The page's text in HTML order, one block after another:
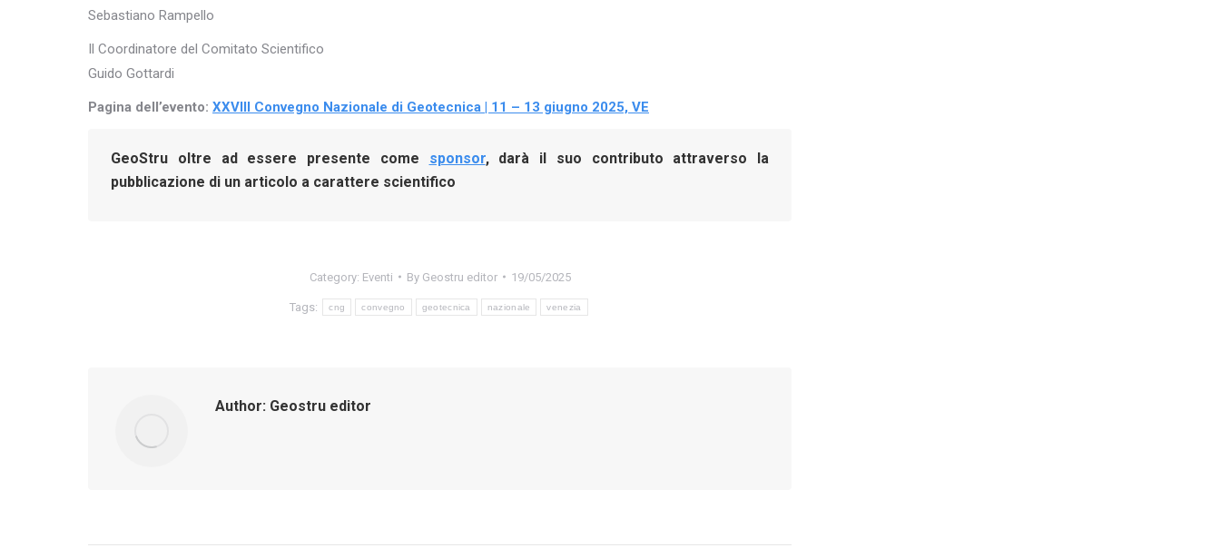
Sebastiano Rampello
Il Coordinatore del Comitato Scientifico
Guido Gottardi
Pagina dell’evento: XXVIII Convegno Nazionale di Geotecnica | 11 – 13 giugno 2025, VE
GeoStru oltre ad essere presente come sponsor, darà il suo contributo attraverso la
pubblicazione di un articolo a carattere scientifico
Category: Eventi By Geostru editor 19/05/2025
Tags: cng convegno geotecnica nazionale venezia
Author: Geostru editor